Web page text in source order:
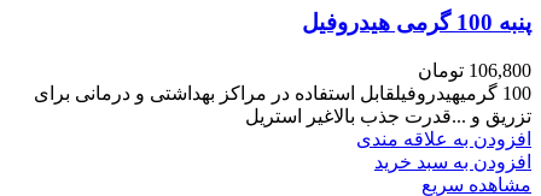
پنبه 100 گرمی هیدروفیل
106,800 تومان
100 گرمیهیدروفیلقابل استفاده در مراکز بهداشتی و درمانی برای
تزریق و ...قدرت جذب بالاغیر استریل
افزودن به علاقه مندی
افزودن به سبد خرید
مشاهده سریع